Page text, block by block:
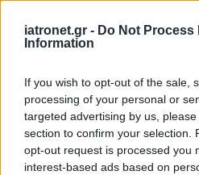
iatronet.gr - Do Not Process
Information
If you wish to opt-out of the sale,
processing of your personal or
targeted advertising by us,
section to confirm your selection.
opt-out request is processed you
interest-based ads based on
ΔΙΑΒΑΣΤΕ ΑΚΟΜΑ